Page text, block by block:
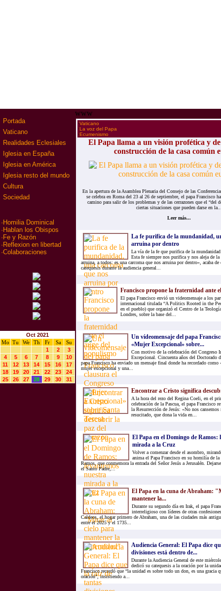
Portada
Vaticano
Realidades Eclesiales
Iglesia en España
Iglesia en América
Iglesia resto del mundo
Cultura
Sociedad
· Homilia Dominical
· Hablan los Obispos
· Fe y Razón
· Reflexion en libertad
·Colaboraciones
Oct 2021
Mo
Tu We Th Fr Sa
Su
1
2
3
4
5 6 7 8 9
10
11
12 13 14 15 16
17
18
19 20 21 22 23
24
25
26 27 28 29 30 31
www
·Vaticano
·La voz del Papa
·Ecumenismo
El Papa llama a un visión profética y
construcción de la casa común
En la apertura de la Asamblea Plenaria del Consejo de las
se celebra en Roma del 23 al 26 de septiembre, el papa Francisco
camino para salir de los problemas y de las cerrazones que el “del
ciertas situaciones que pueden darse en
Leer más...
La fe purifica de la mundanidad,
arruina por dentro
La vía de la fe que purifica de la
Esta fe siempre nos purifica y nos aleja de la
arruina, a todos: es una carcoma que nos arruina por dentro», acaba
catequesis durante la audiencia general...
Francisco propone la fraternidad ante
El papa Francisco envió un videomensaje a los
internacional titulada “A Politics Rooted in the
en el pueblo) que organizó el Centro de la
Londres, sobre la base del...
Un vídeomensaje del papa
«Mujer Excepcional» sobre...
Con motivo de la celebración del Congreso
Excepcional. Cincuenta años del Doctorado
papa Francisco ha enviado un mensaje final donde ha recordado
mujer excepcional y una...
Encontrar a Cristo significa
A la hora del rezo del Regina Coeli, en el
celebración de la Pascua, el papa Francisco
la Resurrección de Jesús: «No nos
resucitado, que dona la vida en...
El Papa en el Domingo de Ramos:
mirada a la Cruz
Volver a comenzar desde el asombro,
anima el Papa Francisco en su homilía de
Ramos, que conmemora la entrada del Señor Jesús a Jerusalén.
el Santo Padre,...
El Papa en la cuna de Abraham:
mantener la...
Durante su segundo día en Irak, el papa
interreligioso con líderes de otras
Caldeos, el hogar primero de Abraham, una de las ciudades más
entre el 2025 y el 1735...
Audiencia General: El Papa dice
divisiones está dentro de...
Durante la Audiencia General de este
dedicó su catequesis a la oración por la
Francisco recordó que “la unidad es sobre todo un don, es una gracia
oración”, insistiendo a...